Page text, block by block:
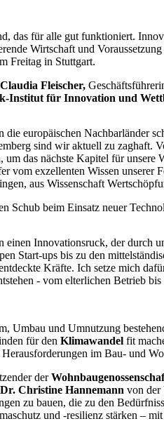
das für alle gut funktioniert.
Wirtschaft und
Freitag in Stuttgart.
Claudia Fleischer,
Institut für Innovation und
europäischen Nachbarländer
sind wir aktuell zu zaghaft.
um das nächste Kapitel für
vom exzellenten Wissen unserer
aus Wissenschaft
Schub beim Einsatz neuer
einen Innovationsruck, der durch
Start-ups bis zu den
Kräfte. Ich setze mich
- vom elterlichen Betrieb
Umbau und Umnutzung
für den Klimawandel fit
im Bau- und
der
Christine Hannemann von der
zu bauen, die zu den
und -resilienz stärken –